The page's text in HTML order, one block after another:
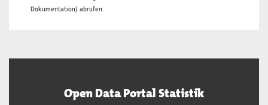
Dokumentation) abrufen.
Open Data Portal Statistik